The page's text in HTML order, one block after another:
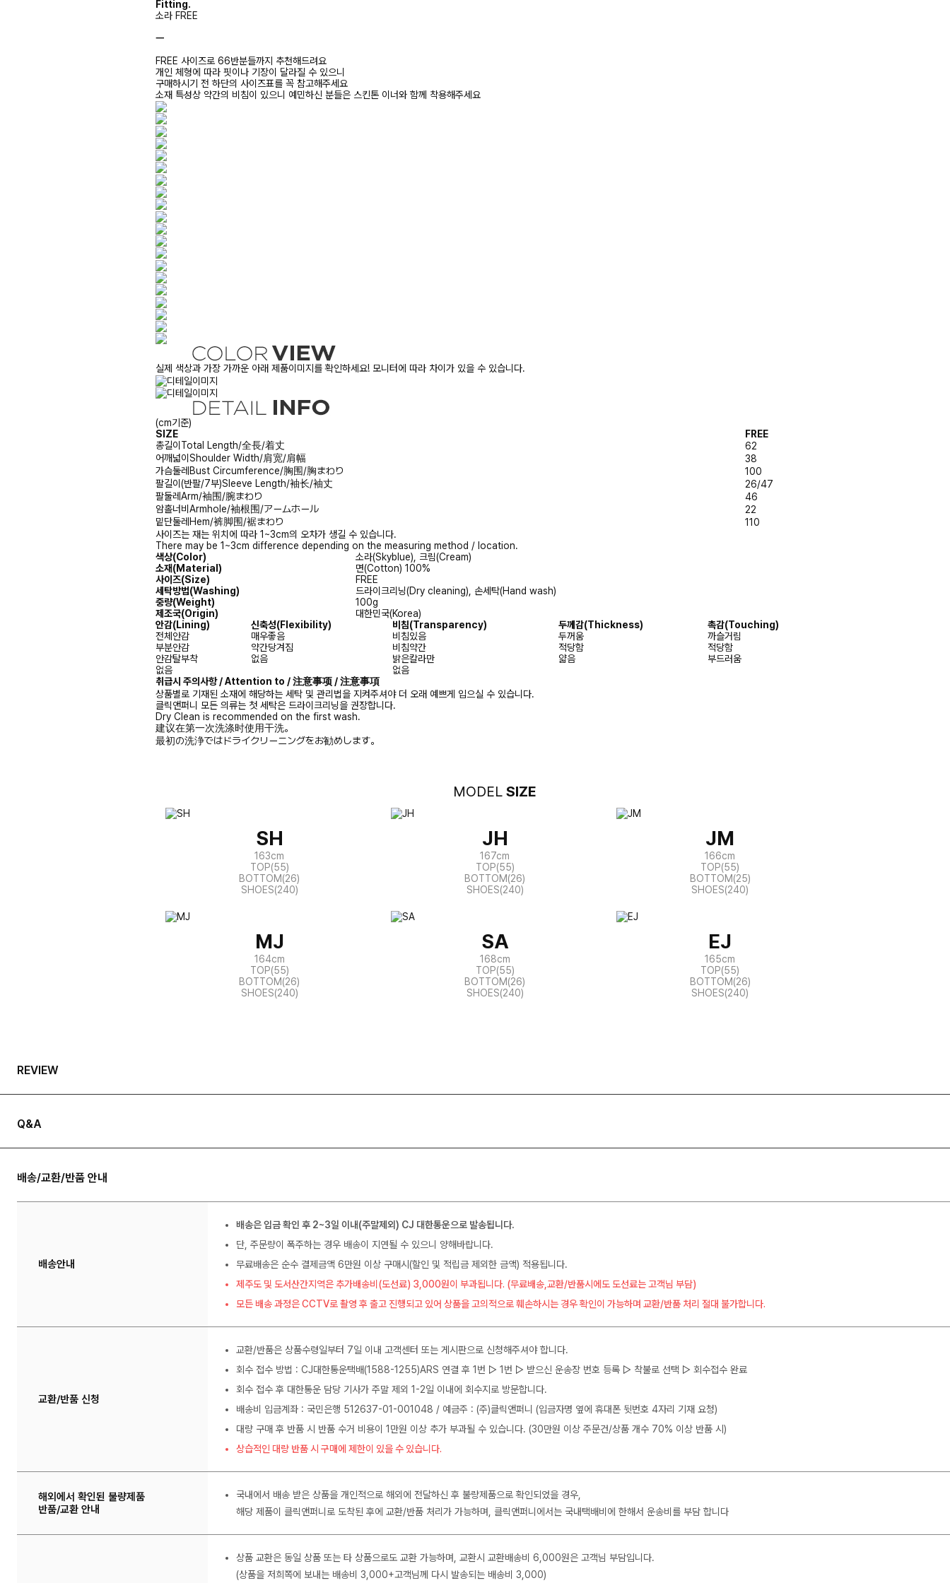
Fitting.
소라 FREE
ㅡ
FREE 사이즈로 66반분들까지 추천해드려요
개인 체형에 따라 핏이나 기장이 달라질 수 있으니
구매하시기 전 하단의 사이즈표를 꼭 참고해주세요
소재 특성상 약간의 비침이 있으니 예민하신 분들은 스킨톤 이너와 함께 착용해주세요
실제 색상과 가장 가까운 아래 제품이미지를 확인하세요! 모니터에 따라 차이가 있을 수 있습니다.
(cm기준)
SIZE
FREE
총길이 Total Length/全長/着丈
62
어깨넓이 Shoulder Width/肩宽/肩幅
38
가슴둘레 Bust Circumference/胸围/胸まわり
100
팔길이(반팔/7부)Sleeve Length/袖长/袖丈
26/47
팔둘레Arm/袖围/腕まわり
46
암홀너비 Armhole/袖根围/アームホール
22
밑단둘레 Hem/裤脚围/裾まわり
110
사이즈는 재는 위치에 따라 1~3cm의 오차가 생길 수 있습니다.
There may be 1~3cm difference depending on the measuring method / location.
색상(Color)
소라(Skyblue), 크림(Cream)
소재(Material)
면(Cotton) 100%
사이즈(Size)
FREE
세탁방법(Washing)
드라이크리닝(Dry cleaning), 손세탁(Hand wash)
중량(Weight)
100g
제조국(Origin)
대한민국(Korea)
안감(Lining) 신축성(Flexibility) 비침(Transparency) 두께감(Thickness) 촉감(Touching)
전체안감
매우좋음 비침있음 두꺼움
까슬거림
부분안감
약간당겨짐 비침약간 적당함
적당함
안감탈부착
없음 밝은칼라만 얇음
부드러움
없음
없음
취급시 주의사항 / Attention to / 注意事项 / 注意事項
상품별로 기재된 소재에 해당하는 세탁 및 관리법을 지켜주셔야 더 오래 예쁘게 입으실 수 있습니다.
클릭앤퍼니 모든 의류는 첫 세탁은 드라이크리닝을 권장합니다.
Dry Clean is recommended on the first wash.
建议在第一次洗涤时使用干洗。
最初の洗浄ではドライクリーニングをお勧めします。
MODEL SIZE
SH
163cm
TOP(55)
BOTTOM(26)
SHOES(240)
JH
167cm
TOP(55)
BOTTOM(26)
SHOES(240)
JM
166cm
TOP(55)
BOTTOM(25)
SHOES(240)
MJ
164cm
TOP(55)
BOTTOM(26)
SHOES(240)
SA
168cm
TOP(55)
BOTTOM(26)
SHOES(240)
EJ
165cm
TOP(55)
BOTTOM(26)
SHOES(240)
REVIEW
Q&A
배송/교환/반품 안내
배송안내
배송은 입금 확인 후 2~3일 이내(주말제외) CJ 대한통운으로 발송됩니다.
단, 주문량이 폭주하는 경우 배송이 지연될 수 있으니 양해바랍니다.
무료배송은 순수 결제금액 6만원 이상 구매시(할인 및 적립금 제외한 금액) 적용됩니다.
제주도 및 도서산간지역은 추가배송비(도선료) 3,000원이 부과됩니다. (무료배송,교환/반품시에도 도선료는 고객님 부담)
모든 배송 과정은 CCTV로 촬영 후 출고 진행되고 있어 상품을 고의적으로 훼손하시는 경우 확인이 가능하며 교환/반품 처리 절대 불가합니다.
교환/반품 신청
교환/반품은 상품수령일부터 7일 이내 고객센터 또는 게시판으로 신청해주셔야 합니다.
회수 접수 방법 : CJ대한통운택배(1588-1255)ARS 연결 후 1번 ▷ 1번 ▷ 받으신 운송장 번호 등록 ▷ 착불로 선택 ▷ 회수접수 완료
회수 접수 후 대한통운 담당 기사가 주말 제외 1-2일 이내에 회수지로 방문합니다.
배송비 입금계좌 : 국민은행 512637-01-001048 / 예금주 : (주)클릭앤퍼니 (입금자명 옆에 휴대폰 뒷번호 4자리 기재 요청)
대량 구매 후 반품 시 반품 수거 비용이 1만원 이상 추가 부과될 수 있습니다. (30만원 이상 주문건/상품 개수 70% 이상 반품 시)
상습적인 대량 반품 시 구매에 제한이 있을 수 있습니다.
해외에서 확인된 불량제품
반품/교환 안내
국내에서 배송 받은 상품을 개인적으로 해외에 전달하신 후 불량제품으로 확인되었을 경우,
해당 제품이 클릭앤퍼니로 도착된 후에 교환/반품 처리가 가능하며, 클릭앤퍼니에서는 국내택배비에 한해서 운송비를 부담 합니다
상품 교환은 동일 상품 또는 타 상품으로도 교환 가능하며, 교환시 교환배송비 6,000원은 고객님 부담입니다.
(상품을 저희쪽에 보내는 배송비 3,000+고객님께 다시 발송되는 배송비 3,000)